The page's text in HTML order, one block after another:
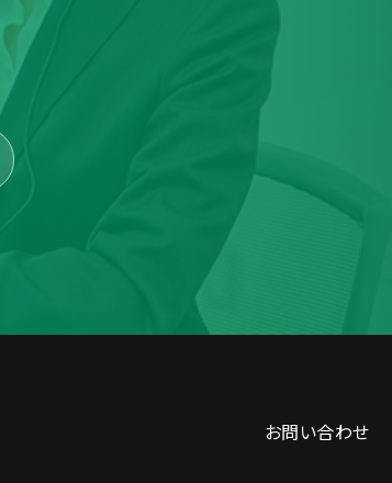
お問い合わせ